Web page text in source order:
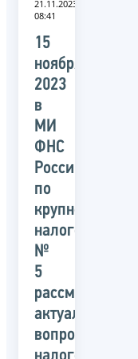
21.11.2023
08:41
15
ноября
2023
в
МИ
ФНС
России
по
крупнейшим
№
5
рассмотрели
актуальные
вопросы